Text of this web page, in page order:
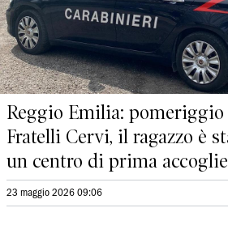
Reggio Emilia:
Fratelli Cervi, il ragazzo è
un centro di prima
23 maggio 2026 09:06